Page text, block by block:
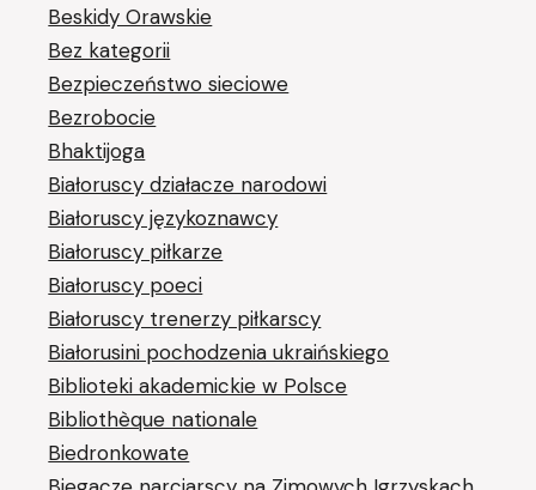
Beskidy Orawskie
Bez kategorii
Bezpieczeństwo sieciowe
Bezrobocie
Bhaktijoga
Białoruscy działacze narodowi
Białoruscy językoznawcy
Białoruscy piłkarze
Białoruscy poeci
Białoruscy trenerzy piłkarscy
Białorusini pochodzenia ukraińskiego
Biblioteki akademickie w Polsce
Bibliothèque nationale
Biedronkowate